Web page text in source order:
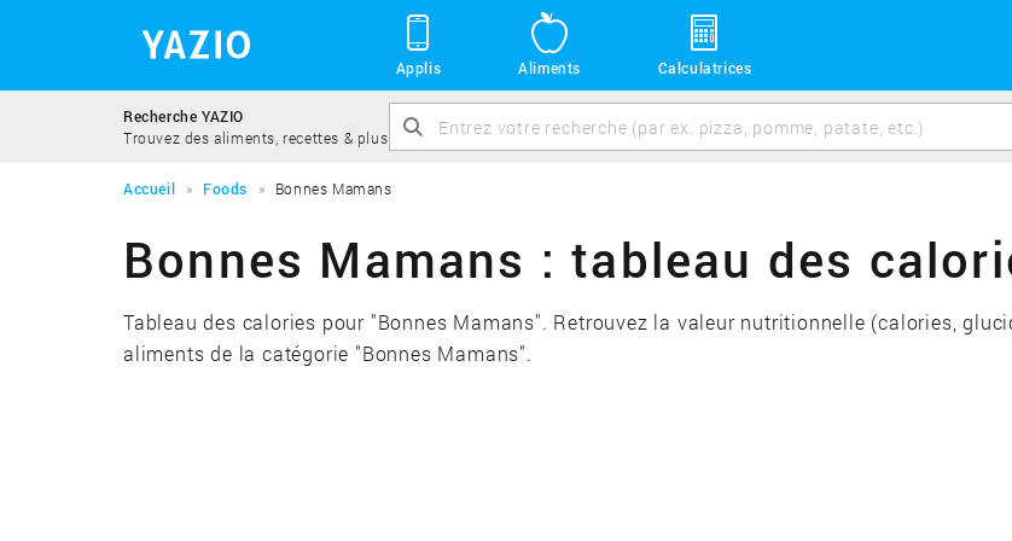
Applis Aliments Calculatrices
Recherche YAZIO
Trouvez des aliments, recettes & plus
Accueil Foods Bonnes Mamans
Bonnes Mamans : tableau des
Tableau des calories pour "Bonnes Mamans". Retrouvez la valeur nutritionnelle (calories,
aliments de la catégorie "Bonnes Mamans".